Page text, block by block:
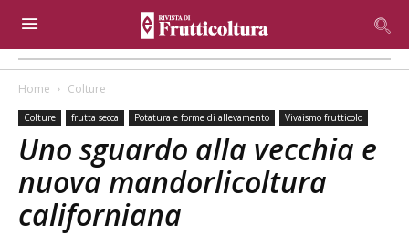
Home Colture
Colture frutta secca Potatura e forme di allevamento Vivaismo frutticolo
Uno sguardo alla vecchia e
nuova mandorlicoltura
californiana